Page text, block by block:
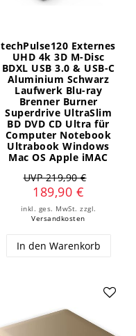
techPulse120 Externes
UHD 4k 3D M-Disc
BDXL USB 3.0 & USB-C
Aluminium Schwarz
Laufwerk Blu-ray
Brenner Burner
Superdrive UltraSlim
BD DVD CD Ultra für
Computer Notebook
Ultrabook Windows
Mac OS Apple iMAC
UVP 219,90 €
189,90 €
inkl. ges. MwSt. zzgl.
Versandkosten
In den Warenkorb